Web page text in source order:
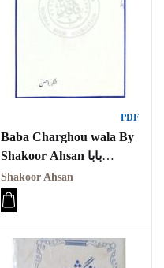
PDF
Baba Charghou wala By
Shakoor Ahsan بابا
چراغوں والا
Shakoor Ahsan